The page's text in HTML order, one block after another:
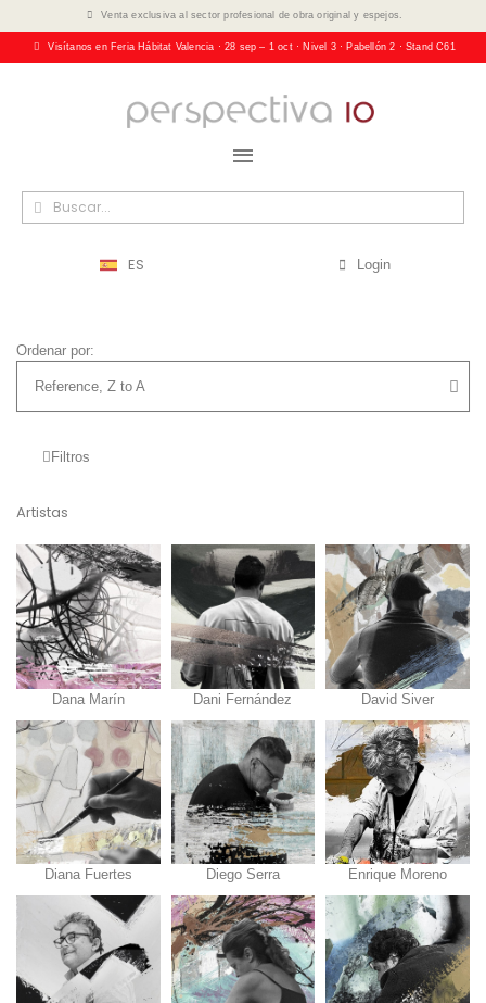
Venta exclusiva al sector profesional de obra original y espejos.
Visítanos en Feria Hábitat Valencia · 28 sep – 1 oct · Nivel 3 · Pabellón 2 · Stand C61
ES Login
Ordenar por:
Filtros
Artistas
Dana Marín Dani Fernández David Siver
Diana Fuertes Diego Serra Enrique Moreno